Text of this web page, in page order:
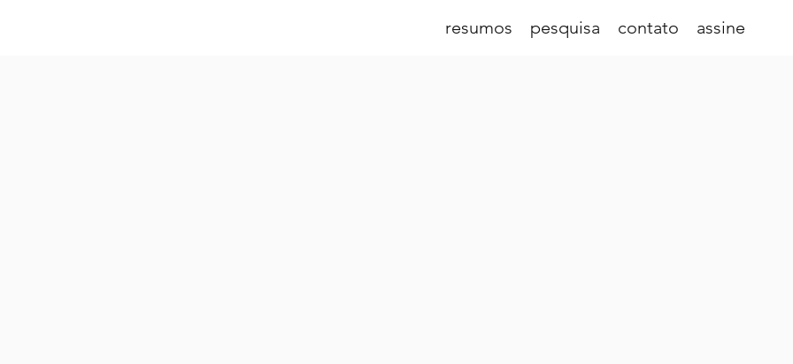
resumos pesquisa contato assine